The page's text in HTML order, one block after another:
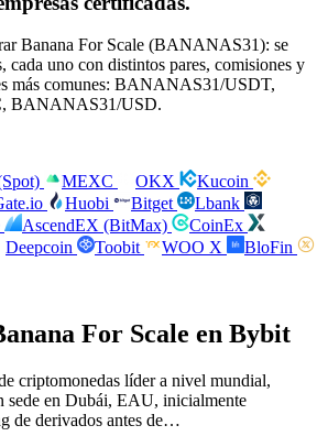
Banana For Scale (BANANAS31): se
cada uno con distintos pares, comisiones y
más comunes: BANANAS31/USDT,
BANANAS31/USD.
MEXC OKX
Kucoin
Huobi Bitget
Lbank
AscendEX (BitMax)
CoinEx
Deepcoin Toobit WOO X
BloFin
For Scale en Bybit
criptomonedas líder a nivel mundial,
sede en Dubái, EAU, inicialmente
de derivados antes de…